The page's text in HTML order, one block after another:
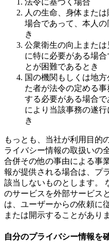
人の生命、身体また
場合であって、本人
き
公衆衛生の向上また
に特に必要がある場
とが困難であるとき
国の機関もしくは地
た者が法令の定める
する必要がある場合
により当該事務の遂
き
もっとも、当社が利用目的
ライバシー情報の取扱いの
合併その他の事由による事
報が提供される場合は、プ
該当しないものとします。
のサービスを外部サービス
は、ユーザーからの依頼に
または開示することがあり
自分のプライバシー情報を